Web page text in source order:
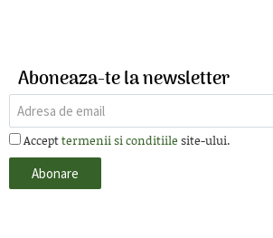
Aboneaza-te la newsletter
Accepttermenii si conditiile site-ului.